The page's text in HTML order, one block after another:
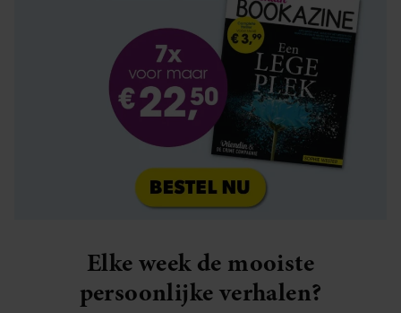
Elke week de mooiste
persoonlijke verhalen?